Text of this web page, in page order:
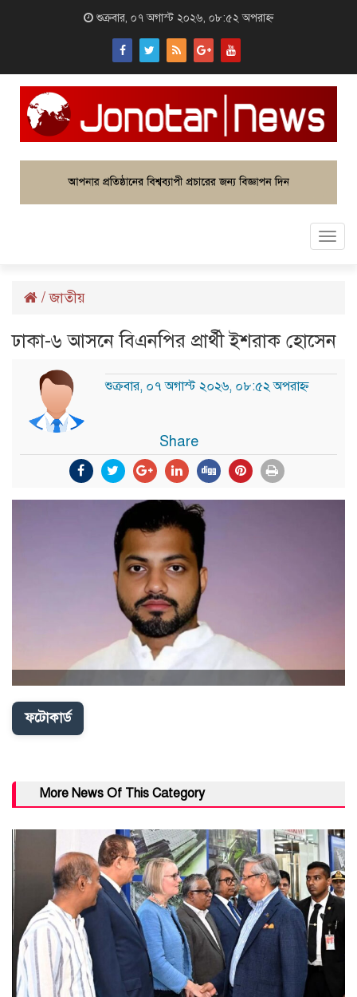
শুক্রবার, ০৭ অগাস্ট ২০২৬, ০৮:৫২ অপরাহ্ন
/জাতীয়
ঢাকা-৬ আসনে বিএনপির প্রার্থী ইশরাক হোসেন
শুক্রবার, ০৭ অগাস্ট ২০২৬, ০৮:৫২ অপরাহ্ন
Share
ফটোকার্ড
More News Of This Category